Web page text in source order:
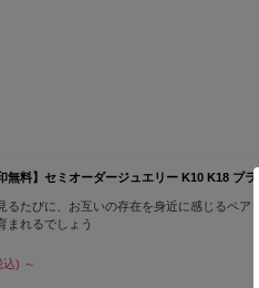
無料】セミオーダージュエリー K10 K18
るたびに、お互いの存在を身近に感じるペ
まれるでしょう
込) ～